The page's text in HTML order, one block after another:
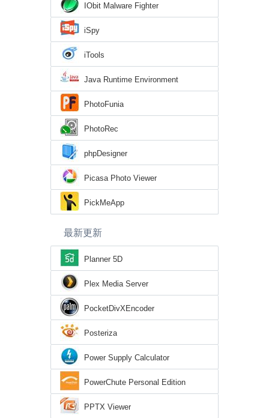
IObit Malware Fighter
iSpy
iTools
Java Runtime Environment
PhotoFunia
PhotoRec
phpDesigner
Picasa Photo Viewer
PickMeApp
最新更新
Planner 5D
Plex Media Server
PocketDivXEncoder
Posteriza
Power Supply Calculator
PowerChute Personal Edition
PPTX Viewer